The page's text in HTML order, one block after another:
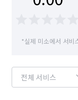
*실제 미소에서 서비